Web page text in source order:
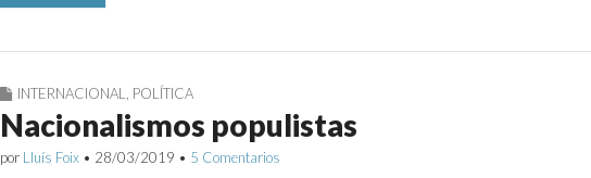
INTERNACIONAL, POLÍTICA
Nacionalismos populistas
por Lluís Foix • 28/03/2019 • 5 Comentarios